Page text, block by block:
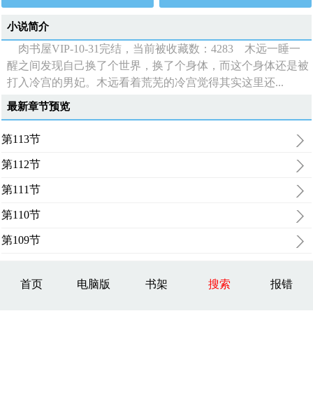
小说简介
肉书屋VIP-10-31完结，当前被收藏数：4283 木远一睡一
醒之间发现自己换了个世界，换了个身体，而这个身体还是被
打入冷宫的男妃。木远看着荒芜的冷宫觉得其实这里还...
最新章节预览
第113节
第112节
第111节
第110节
第109节
首页 电脑版 书架 搜索 报错